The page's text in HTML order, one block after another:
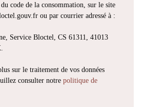
code de la consommation, sur le site
ou par courrier adressé à :
Service Bloctel, CS 61311, 41013
sur le traitement de vos données
consulter notre politique de